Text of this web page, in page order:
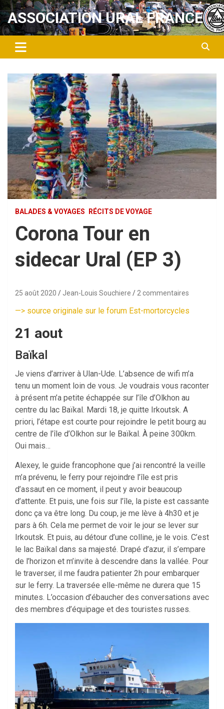
Aller
au
contenu
ASSOCIATION URAL FRANCE
BALADES & VOYAGES RÉCITS DE VOYAGE
Corona Tour en
sidecar Ural (EP 3)
25 août 2020 Jean-Louis Souchiere 2 commentaires
—> source originale sur le forum Est-mortorcycles
21 aout
Baïkal
Je viens d’arriver à Ulan-Ude. L’absence de wifi m’a
tenu un moment loin de vous. Je voudrais vous raconter
à présent m’a petite échappée sur l’île d’Olkhon au
centre du lac Baïkal. Mardi 18, je quitte Irkoutsk. A
priori, l’étape est courte pour rejoindre le petit bourg au
centre de l’île d’Olkhon sur le Baïkal. À peine 300km.
Oui mais…
Alexey, le guide francophone que j’ai rencontré la veille
m’a prévenu, le ferry pour rejoindre l’île est pris
d’assaut en ce moment, il peut y avoir beaucoup
d’attente. Et puis, une fois sur l’île, la piste est cassante
donc ça va être long. Du coup, je me lève à 4h30 et je
pars à 6h. Cela me permet de voir le jour se lever sur
Irkoutsk. Et puis, au détour d’une colline, je le vois. C’est
le lac Baïkal dans sa majesté. Drapé d’azur, il s’empare
de l’horizon et m’invite à descendre dans la vallée. Pour
le traverser, il me faudra patienter 2h pour embarquer
sur le ferry. La traversée elle-même ne durera que 15
minutes. L’occasion d’ébaucher des conversations avec
des membres d’équipage et des touristes russes.